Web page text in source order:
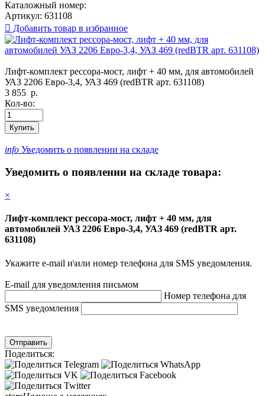
Каталожный номер:
Артикул: 631108
 Добавить товар в избранное
Лифт-комплект рессора-мост, лифт + 40 мм, для автомобилей
УАЗ 2206 Евро-3,4, УАЗ 469 (redBTR арт. 631108)
3 855 р.
Кол-во:
Купить
info Уведомить о появлении на складе
Уведомить о появлении на складе товара:
×
Лифт-комплект рессора-мост, лифт + 40 мм, для
автомобилей УАЗ 2206 Евро-3,4, УАЗ 469 (redBTR арт.
631108)
Укажите e-mail и\или номер телефона для SMS уведомления.
E-mail для уведомления письмом
Номер телефона для
SMS уведомления
Отправить
Поделиться: